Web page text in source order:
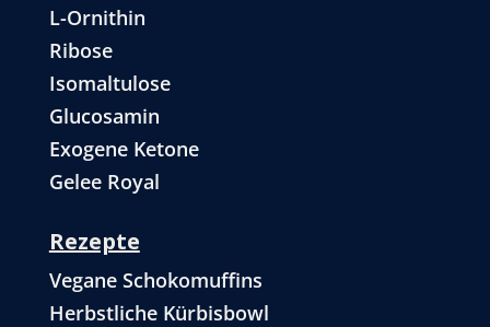
L-Ornithin
Ribose
Isomaltulose
Glucosamin
Exogene Ketone
Gelee Royal
Rezepte
Vegane Schokomuffins
Herbstliche Kürbisbowl